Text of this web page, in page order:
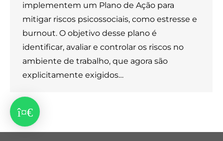
implementem um Plano de Ação para
mitigar riscos psicossociais, como estresse e
burnout. O objetivo desse plano é
identificar, avaliar e controlar os riscos no
ambiente de trabalho, que agora são
explicitamente exigidos…